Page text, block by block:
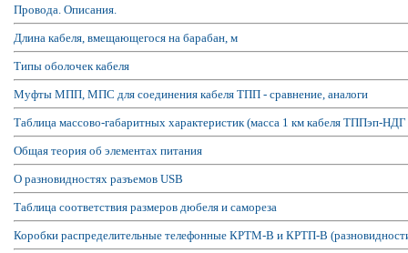
Провода. Описания.
Длина кабеля, вмещающегося на барабан, м
Типы оболочек кабеля
Муфты МПП, МПС для соединения кабеля ТПП - сравнение, аналоги
Таблица массово-габаритных характеристик (масса 1 км кабеля ТППэп-
Общая теория об элементах питания
О разновидностях разъемов USB
Таблица соответствия размеров дюбеля и самореза
Коробки распределительные телефонные КРТМ-В и КРТП-В